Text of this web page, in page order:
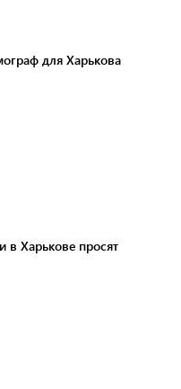
для Харькова
в Харькове просят